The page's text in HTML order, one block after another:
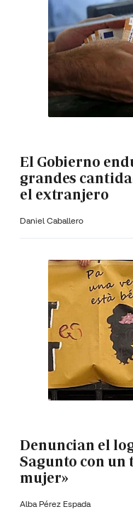
El Gobierno
grandes
el extranjero
Daniel Caballero
Denuncian el
Sagunto con un
mujer»
Alba Pérez Espada